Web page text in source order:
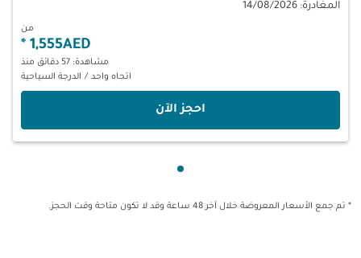
المغادرة: 14/08/2026
من
1,555AED
*
مشاهدة: 57 دقائق منذ
اتجاه واحد / الدرجة السياحية
‫احجز الآن‬
* تم جمع الأسعار المعروضة خلال آخر 48 ساعة وقد لا تكون متاحة وقت الحجز.